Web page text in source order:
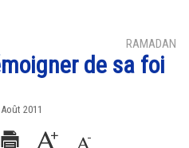
RAMADAN
de sa foi
2011